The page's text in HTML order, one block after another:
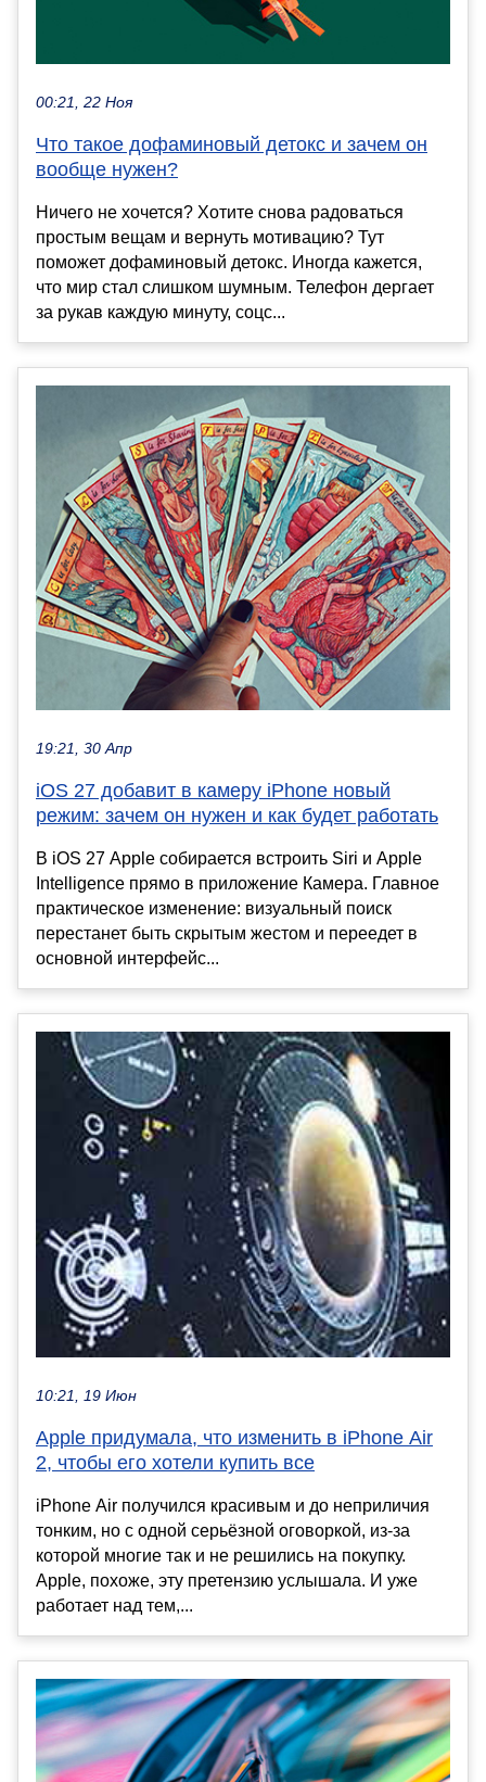
00:21, 22 Ноя
Что такое дофаминовый детокс и зачем он
вообще нужен?
Ничего не хочется? Хотите снова радоваться
простым вещам и вернуть мотивацию? Тут
поможет дофаминовый детокс. Иногда кажется,
что мир стал слишком шумным. Телефон дергает
за рукав каждую минуту, соцс...
19:21, 30 Апр
iOS 27 добавит в камеру iPhone новый
режим: зачем он нужен и как будет работать
В iOS 27 Apple собирается встроить Siri и Apple
Intelligence прямо в приложение Камера. Главное
практическое изменение: визуальный поиск
перестанет быть скрытым жестом и переедет в
основной интерфейс...
10:21, 19 Июн
Apple придумала, что изменить в iPhone Air
2, чтобы его хотели купить все
iPhone Air получился красивым и до неприличия
тонким, но с одной серьёзной оговоркой, из-за
которой многие так и не решились на покупку.
Apple, похоже, эту претензию услышала. И уже
работает над тем,...